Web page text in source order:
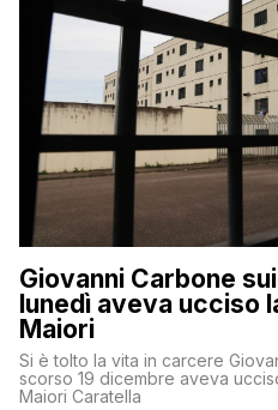
Giovanni Carbone
lunedì aveva ucciso
Maiori
Si è tolto la vita in carcere
scorso 19 dicembre aveva
Maiori Caratella